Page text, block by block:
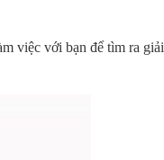
việc với bạn để tìm ra giải